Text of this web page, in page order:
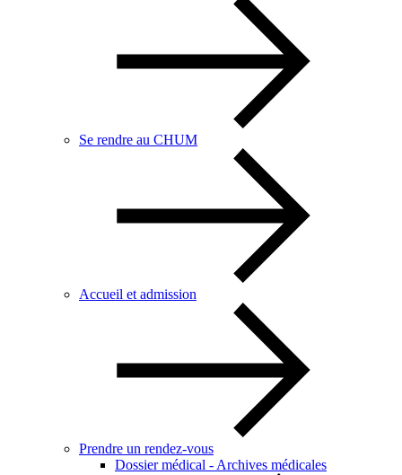
Se rendre au CHUM
Accueil et admission
Prendre un rendez-vous
Dossier médical - Archives médicales